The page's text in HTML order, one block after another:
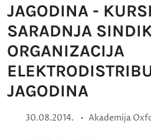
JAGODINA -
SARADNJA
ORGANIZACIJA
JAGODINA
30.08.2014. • Akademija